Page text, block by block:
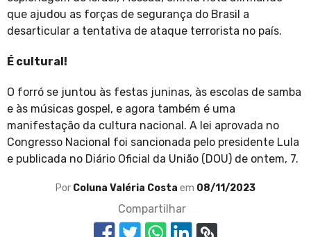
que ajudou as forças de segurança do Brasil a
desarticular a tentativa de ataque terrorista no país.
É cultural!
O forró se juntou às festas juninas, às escolas de samba
e às músicas gospel, e agora também é uma
manifestação da cultura nacional. A lei aprovada no
Congresso Nacional foi sancionada pelo presidente Lula
e publicada no Diário Oficial da União (DOU) de ontem, 7.
Por Coluna Valéria Costa em 08/11/2023
Compartilhar